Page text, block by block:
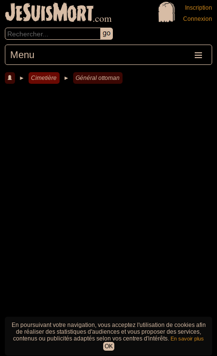
JeSuisMort.com
Menu
Inscription
Connexion
► Cimetière ► Général ottoman
En poursuivant votre navigation, vous acceptez l'utilisation de cookies afin
de réaliser des statistiques d'audiences et vous proposer des services,
contenus ou publicités adaptés selon vos centres d'intérêts. En savoir plus
OK